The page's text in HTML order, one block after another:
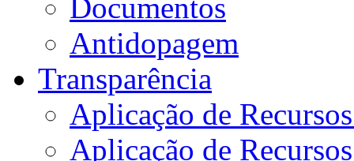
Documentos
Antidopagem
Transparência
Aplicação de
Aplicação de